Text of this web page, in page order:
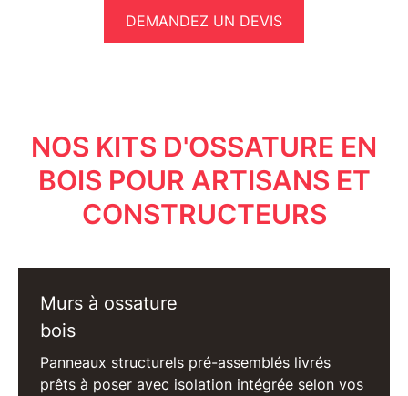
DEMANDEZ UN DEVIS
NOS KITS D'OSSATURE EN
BOIS POUR ARTISANS ET
CONSTRUCTEURS
Murs à ossature
bois
Panneaux structurels pré-assemblés livrés
prêts à poser avec isolation intégrée selon vos